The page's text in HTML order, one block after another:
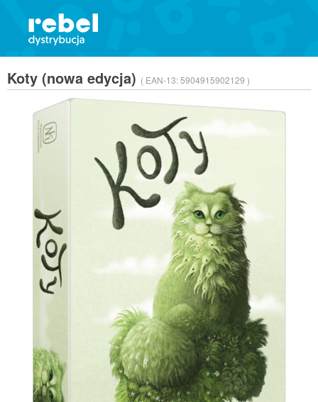
Koty (nowa edycja) ( EAN-13:5904915902129 )